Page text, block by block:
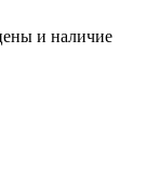
и наличие